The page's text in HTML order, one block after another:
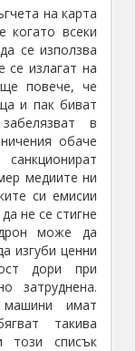
на карта
когато всеки
се използва
се излагат на
повече, че
и пак биват
в
обаче
медиите ни
си емисии
не се стигне
може да
изгуби ценни
дори при
затруднена.
имат
такива
този списък